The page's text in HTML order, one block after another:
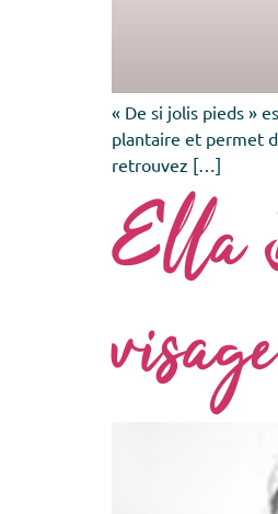
« De si jolis pieds »
plantaire et permet
retrouvez […]
Ella
visage